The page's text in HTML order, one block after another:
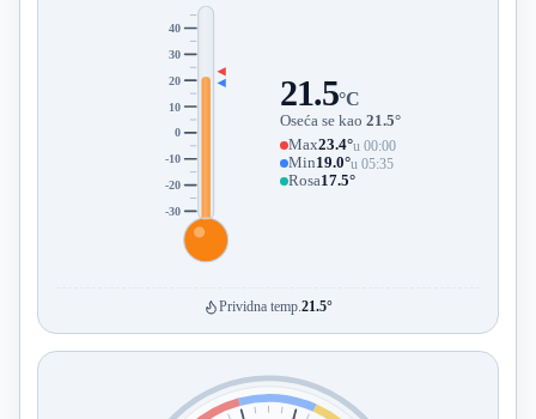
-30
-20
-10
0
10
20
30
40
21.5°C
Oseća se kao 21.5°
Max23.4°u 00:00
Min19.0°u 05:35
Rosa17.5°
Prividna temp.21.5°